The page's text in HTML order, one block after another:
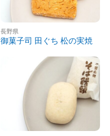
長野県
御菓子司 田ぐち 松の実焼